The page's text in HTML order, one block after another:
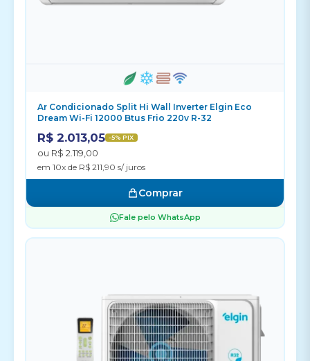
Ar Condicionado Split Hi Wall Inverter Elgin Eco
Dream Wi-Fi 12000 Btus Frio 220v R-32
R$ 2.013,05 -5% PIX
ou R$ 2.119,00
em 10x de R$ 211,90 s/ juros
Comprar
Fale pelo WhatsApp